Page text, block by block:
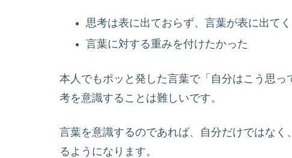
思考は表に出ておらず、言葉が表に出て
言葉に対する重みを付けたかった
本人でもポッと発した言葉で「自分はこう思
考を意識することは難しいです。
言葉を意識するのであれば、自分だけではな
るようになります。